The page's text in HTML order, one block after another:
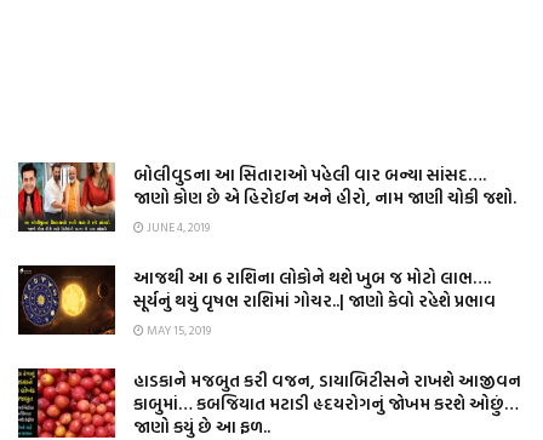
બોલીવુડના આ સિતારાઓ પહેલી વાર બન્યા સાંસદ….
જાણો કોણ છે એ હિરોઈન અને હીરો, નામ જાણી ચોકી જશો.
JUNE 4, 2019
આજથી આ 6 રાશિના લોકોને થશે ખુબ જ મોટો લાભ….
સૂર્યનું થયું વૃષભ રાશિમાં ગોચર..| જાણો કેવો રહેશે પ્રભાવ
MAY 15, 2019
હાડકાને મજબુત કરી વજન, ડાયાબિટીસને રાખશે આજીવન
કાબુમાં… કબજિયાત મટાડી હૃદયરોગનું જોખમ કરશે ઓછું…
જાણો કયું છે આ ફળ..